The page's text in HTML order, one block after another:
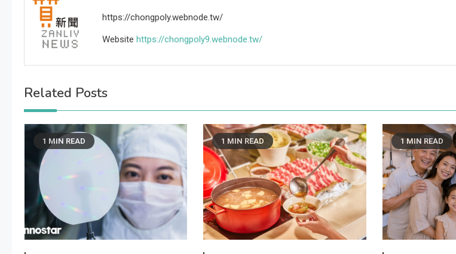
https://chongpoly.webnode.tw/
Website https://chongpoly9.webnode.tw/
Related Posts
1 MIN READ 1 MIN READ 1 MIN READ